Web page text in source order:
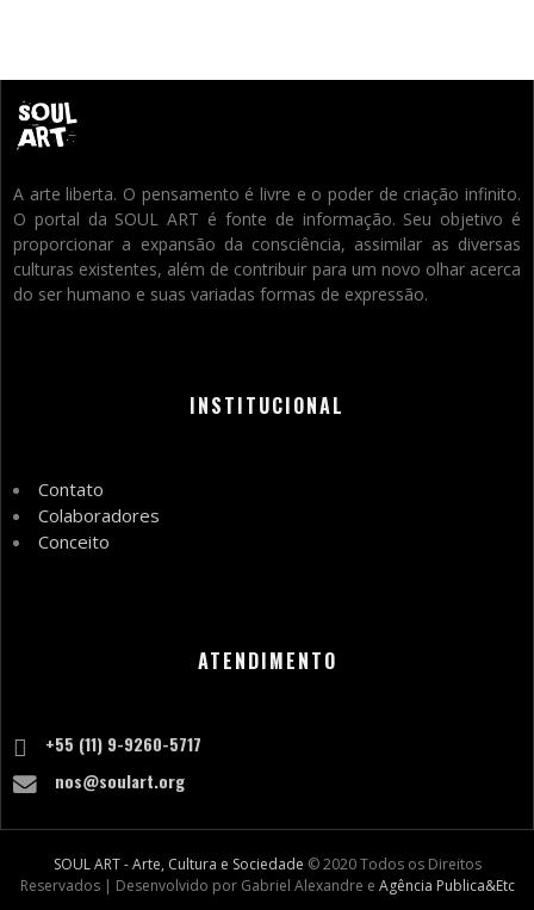
A arte liberta. O pensamento é livre e o poder de criação infinito.
O portal da SOUL ART é fonte de informação. Seu objetivo é
proporcionar a expansão da consciência, assimilar as diversas
culturas existentes, além de contribuir para um novo olhar acerca
do ser humano e suas variadas formas de expressão.
INSTITUCIONAL
Contato
Colaboradores
Conceito
ATENDIMENTO
+55 (11) 9-9260-5717
nos@soulart.org
SOUL ART - Arte, Cultura e Sociedade © 2020 Todos os Direitos
Reservados | Desenvolvido por Gabriel Alexandre e Agência Publica&Etc